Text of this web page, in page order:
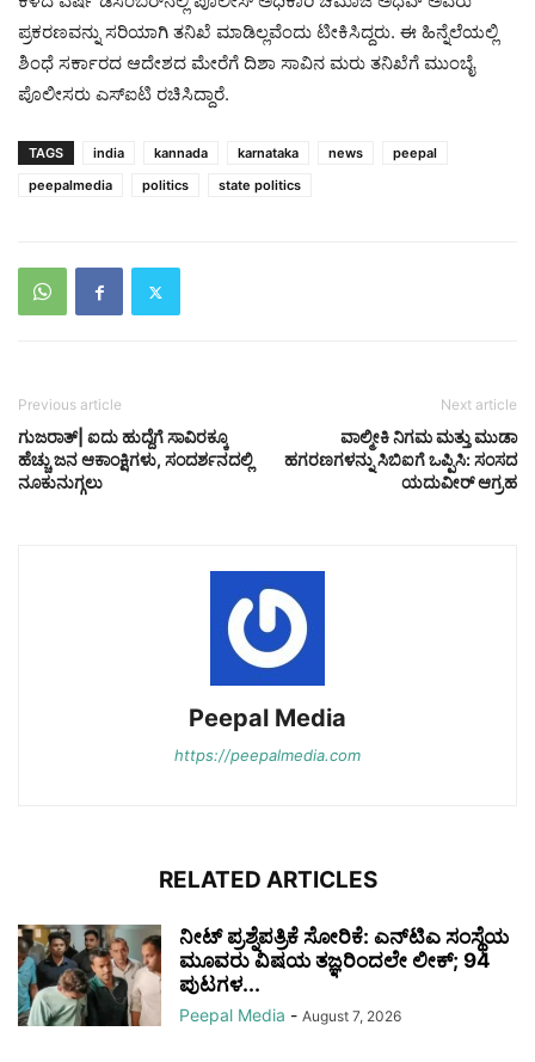
ಪ್ರಕರಣವನ್ನು ಸರಿಯಾಗಿ ತನಿಖೆ ಮಾಡಿಲ್ಲವೆಂದು ಟೀಕಿಸಿದ್ದರು. ಈ ಹಿನ್ನೆಲೆಯಲ್ಲಿ
ಶಿಂಧೆ ಸರ್ಕಾರದ ಆದೇಶದ ಮೇರೆಗೆ ದಿಶಾ ಸಾವಿನ ಮರು ತನಿಖೆಗೆ ಮುಂಬೈ
ಪೊಲೀಸರು ಎಸ್‌ಐಟಿ ರಚಿಸಿದ್ದಾರೆ.
TAGS india kannada karnataka news
peepal
peepalmedia
politics state politics
Previous article
ಗುಜರಾತ್| ಐದು ಹುದ್ದೆಗೆ ಸಾವಿರಕ್ಕೂ
ಹೆಚ್ಚು ಜನ ಆಕಾಂಕ್ಷಿಗಳು, ಸಂದರ್ಶನದಲ್ಲಿ
ನೂಕುನುಗ್ಗಲು
Next article
ವಾಲ್ಮೀಕಿ ನಿಗಮ ಮತ್ತು ಮುಡಾ
ಹಗರಣಗಳನ್ನು ಸಿಬಿಐಗೆ ಒಪ್ಪಿಸಿ: ಸಂಸದ
ಯದುವೀರ್ ಆಗ್ರಹ
Peepal Media
https://peepalmedia.com
RELATED ARTICLES
ನೀಟ್ ಪ್ರಶ್ನೆಪತ್ರಿಕೆ ಸೋರಿಕೆ: ಎನ್‌ಟಿಎ ಸಂಸ್ಥೆಯ
ಮೂವರು ವಿಷಯ ತಜ್ಞರಿಂದಲೇ ಲೀಕ್; 94
ಪುಟಗಳ...
Peepal Media - August 7, 2026